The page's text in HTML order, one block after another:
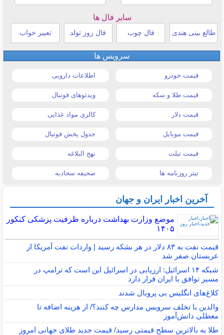
سایر فال ها
طالع بینی هندی فال چوب فال روز تولد تعبیر خواب
سرویس ها
قیمت خودرو اطلاعات دارویی
قیمت طلا و سکه ویدئوهای فوتبال
قیمت دلار کالری مواد غذایی
قیمت موبایل جدول پخش فوتبال
قیمت تبلت نهج البلاغه
تیتر روزنامه ها صحیفه سجادیه
آخرین اخبار ایران و جهان
موضع وزارت بهداشت درباره ظرفیت پزشکی کنکور
۱۴۰۵
قیمت نفت به ۸۳ دلار در هر بشکه رسید | واردات نفت آمریکا از
عربستان صفر شد
شبکه ۱۴ اسرائیل: ارزیابی در اسرائیل این است که ترامپ در
مسیر توافق با ایران قرار دارد
کلاغ‌های انگلیس بی پروبال شدند
والدین با تخلف سرویس مدارس چه کنند؟/ از هزینه اضافه تا
معطلی دانش‌آموز
طلا به بالاترین سطح قیمتی رسید/ قیمت جدید طلای جهانی امروز